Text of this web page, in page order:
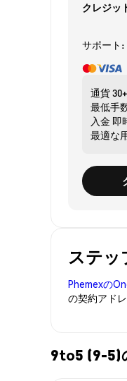
クレジッ
サポート:
通貨30+
最低手
入金 即
最適な
ステッ
Phemexの
の契約アド
9to5 (9-5)